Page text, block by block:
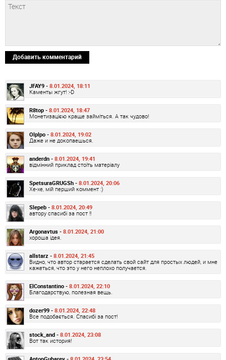
Добавить комментарий
JFAY9 - 8.01.2024, 18:11
Каменты жгут! :-D
R8top - 8.01.2024, 18:47
Монетизацією краще займіться. А так чудово!
Olplpo - 8.01.2024, 19:02
Даже и не докопаешься.
anderdn - 8.01.2024, 19:41
відмінний приклад стоїть матеріалу
SpetsuraGRUGSh - 8.01.2024, 20:06
Хе-хе, мій перший коммент :)
Slepeb - 8.01.2024, 20:49
автору спасибі за пост !!
Argonavtus - 8.01.2024, 21:00
хороша ідея.
allstarz - 8.01.2024, 21:45
Видно, что автор старается сделать свой сайт для простых людей, и мне
кажеться, что это у него неплохо получается.
ElConstantino - 8.01.2024, 22:10
Благодарствую, полезная вещь.
dozer99 - 8.01.2024, 22:48
Все подобається. Спасибі за пост!
stock_and - 8.01.2024, 23:08
Вот так история!